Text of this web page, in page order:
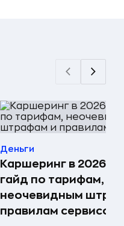
Деньги
Каршеринг в 2026
гайд по тарифам,
неочевидным
правилам сервисов